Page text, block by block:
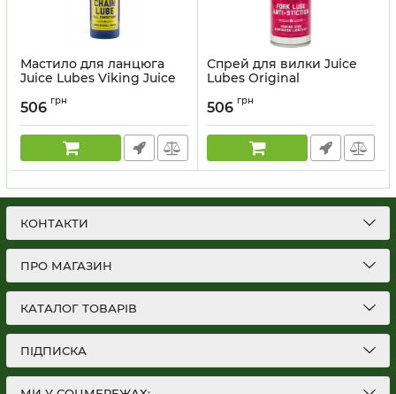
Мастило для ланцюга
Juice Lubes Viking Juice
Артикул:
506 грн
Спрей для вилки Juice
Lubes Original
Cleaner 400ml
Артикул: 5060268 050136 (FJ1)
506 грн
КОНТАКТИ
ПРО МАГАЗИН
КАТАЛОГ ТОВАРІВ
ПІДПИСКА